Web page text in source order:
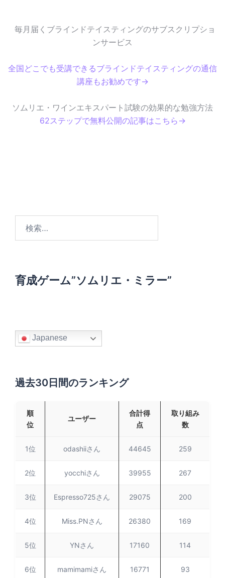
毎月届くブラインドテイスティングのサブスクリプショ
ンサービス
全国どこでも受講できるブラインドテイスティングの通信
講座もお勧めです→
ソムリエ・ワインエキスパート試験の効果的な勉強方法
62ステップで無料公開の記事はこちら→
育成ゲーム”ソムリエ・ミラー”
Japanese
過去30日間のランキング
順
位
ユーザー
合計得
点
取り組み
数
1位 odashiiさん 44645 259
2位 yocchiさん 39955 267
3位 Espresso725さん 29075 200
4位 Miss.PNさん 26380 169
5位 YNさん 17160 114
6位 mamimamiさん 16771 93